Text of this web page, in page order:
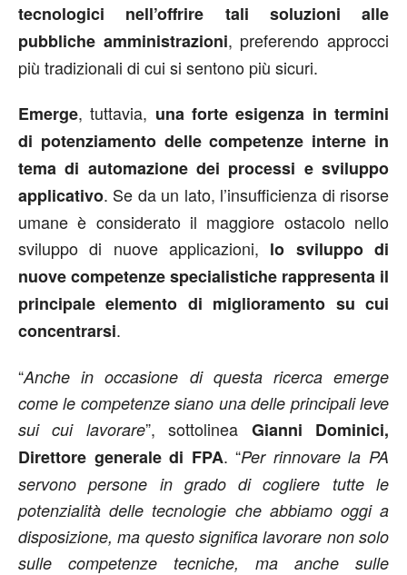
tecnologici nell’offrire tali soluzioni alle
pubbliche amministrazioni, preferendo approcci
più tradizionali di cui si sentono più sicuri.
Emerge, tuttavia, una forte esigenza in termini
di potenziamento delle competenze interne in
tema di automazione dei processi e sviluppo
applicativo. Se da un lato, l’insufficienza di risorse
umane è considerato il maggiore ostacolo nello
sviluppo di nuove applicazioni, lo sviluppo di
nuove competenze specialistiche rappresenta il
principale elemento di miglioramento su cui
concentrarsi.
“Anche in occasione di questa ricerca emerge
come le competenze siano una delle principali leve
sui cui lavorare”, sottolinea Gianni Dominici,
Direttore generale di FPA. “Per rinnovare la PA
servono persone in grado di cogliere tutte le
potenzialità delle tecnologie che abbiamo oggi a
disposizione, ma questo significa lavorare non solo
sulle competenze tecniche, ma anche sulle